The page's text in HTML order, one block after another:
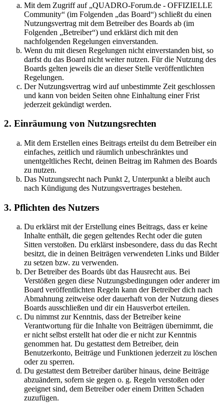
Mit dem Zugriff auf „QUADRO-Forum.de - OFFIZIELLE
Community“ (im Folgenden „das Board“) schließt du einen
Nutzungsvertrag mit dem Betreiber des Boards ab (im
Folgenden „Betreiber“) und erklärst dich mit den
nachfolgenden Regelungen einverstanden.
Wenn du mit diesen Regelungen nicht einverstanden bist, so
darfst du das Board nicht weiter nutzen. Für die Nutzung des
Boards gelten jeweils die an dieser Stelle veröffentlichten
Regelungen.
Der Nutzungsvertrag wird auf unbestimmte Zeit geschlossen
und kann von beiden Seiten ohne Einhaltung einer Frist
jederzeit gekündigt werden.
2. Einräumung von Nutzungsrechten
Mit dem Erstellen eines Beitrags erteilst du dem Betreiber ein
einfaches, zeitlich und räumlich unbeschränktes und
unentgeltliches Recht, deinen Beitrag im Rahmen des Boards
zu nutzen.
Das Nutzungsrecht nach Punkt 2, Unterpunkt a bleibt auch
nach Kündigung des Nutzungsvertrages bestehen.
3. Pflichten des Nutzers
Du erklärst mit der Erstellung eines Beitrags, dass er keine
Inhalte enthält, die gegen geltendes Recht oder die guten
Sitten verstoßen. Du erklärst insbesondere, dass du das Recht
besitzt, die in deinen Beiträgen verwendeten Links und Bilder
zu setzen bzw. zu verwenden.
Der Betreiber des Boards übt das Hausrecht aus. Bei
Verstößen gegen diese Nutzungsbedingungen oder anderer im
Board veröffentlichten Regeln kann der Betreiber dich nach
Abmahnung zeitweise oder dauerhaft von der Nutzung dieses
Boards ausschließen und dir ein Hausverbot erteilen.
Du nimmst zur Kenntnis, dass der Betreiber keine
Verantwortung für die Inhalte von Beiträgen übernimmt, die
er nicht selbst erstellt hat oder die er nicht zur Kenntnis
genommen hat. Du gestattest dem Betreiber, dein
Benutzerkonto, Beiträge und Funktionen jederzeit zu löschen
oder zu sperren.
Du gestattest dem Betreiber darüber hinaus, deine Beiträge
abzuändern, sofern sie gegen o. g. Regeln verstoßen oder
geeignet sind, dem Betreiber oder einem Dritten Schaden
zuzufügen.